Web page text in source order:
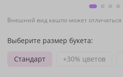
Внешний вид кашпо может отличаться
Выберите размер букета:
Стандарт
+30% цветов